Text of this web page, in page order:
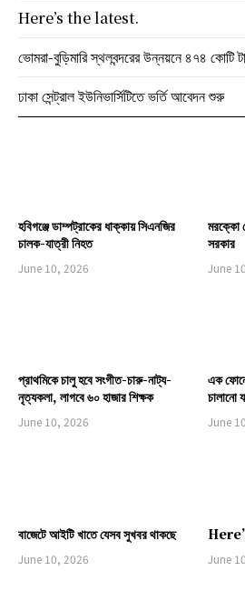
হবিগঞ্জে ডাম্পট্রাকের ধাক্কায় সিএনজির
চালক-যাত্রী নিহত
June 10, 2026
মরক্কো
সরকার
June
প্রাথমিকে চালু হবে সংগীত-চারু-নাট্য-
নৃত্যকলা, লাগবে ৬০ হাজার শিক্ষক
June 10, 2026
এক
চালানো
June
বাজেটে আইটি খাতে যেসব সুখবর থাকছে
June 10, 2026 June
Here’s the latest.
ভোমরা-বুড়িমারি স্থলবন্দরের উন্নয়নে ৪৭৪ কোটি
ঢাকা সেন্ট্রাল ইউনিভার্সিটিতে ভর্তি আবেদন শুরু